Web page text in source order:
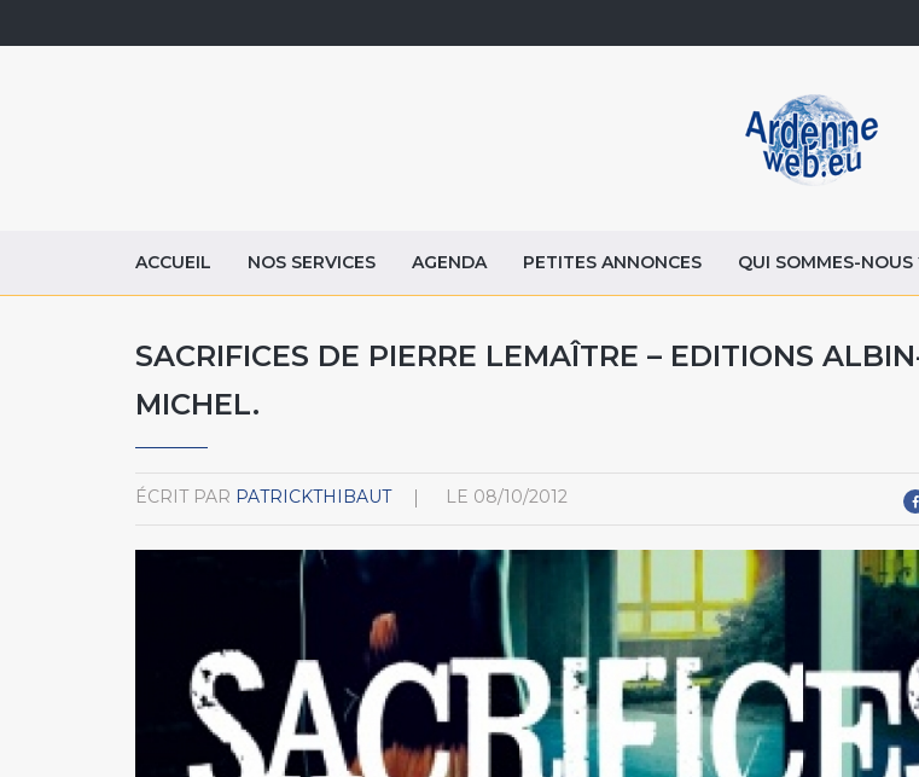
ACCUEIL NOS SERVICES AGENDA PETITES ANNONCES QUI SOMMES-NOUS
SACRIFICES DE PIERRE LEMAÎTRE – EDITIONS
MICHEL.
ÉCRIT PAR PATRICKTHIBAUT LE 08/10/2012